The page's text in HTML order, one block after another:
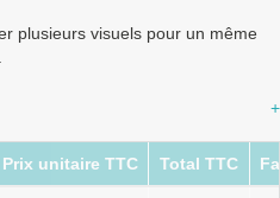
plusieurs visuels pour un même
+
Prix unitaire TTC Total TTC